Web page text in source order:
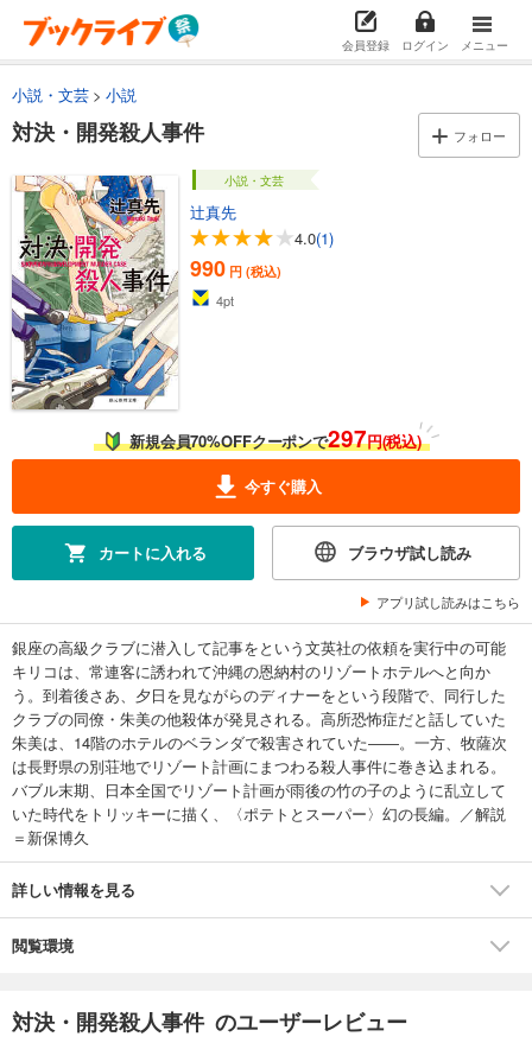
会員登録 ログイン メニュー
小説・文芸 小説
対決・開発殺人事件 フォロー
小説・文芸
辻真先
4.0(1)
990 円 (税込)
4pt
新規会員70%OFFクーポンで297円(税込)
今すぐ購入
カートに入れる ブラウザ試し読み
アプリ試し読みはこちら
銀座の高級クラブに潜入して記事をという文英社の依頼を実行中の可能
キリコは、常連客に誘われて沖縄の恩納村のリゾートホテルへと向か
う。到着後さあ、夕日を見ながらのディナーをという段階で、同行した
クラブの同僚・朱美の他殺体が発見される。高所恐怖症だと話していた
朱美は、14階のホテルのベランダで殺害されていた――。一方、牧薩次
は長野県の別荘地でリゾート計画にまつわる殺人事件に巻き込まれる。
バブル末期、日本全国でリゾート計画が雨後の竹の子のように乱立して
いた時代をトリッキーに描く、〈ポテトとスーパー〉幻の長編。／解説
＝新保博久
詳しい情報を見る
閲覧環境
対決・開発殺人事件 のユーザーレビュー